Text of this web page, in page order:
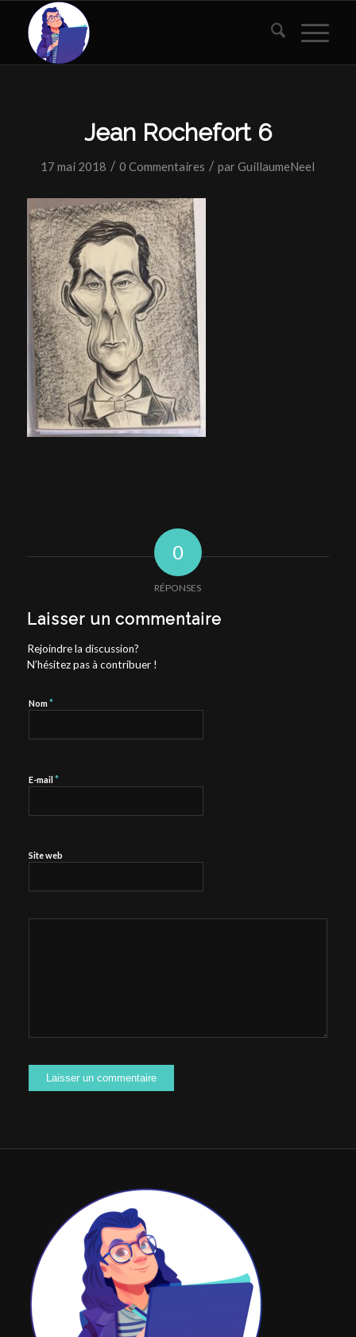
Jean Rochefort 6
17 mai 2018 / 0 Commentaires / parGuillaumeNeel
0
RÉPONSES
Laisser un commentaire
Rejoindre la discussion?
N’hésitez pas à contribuer !
Nom*
E-mail *
Site web